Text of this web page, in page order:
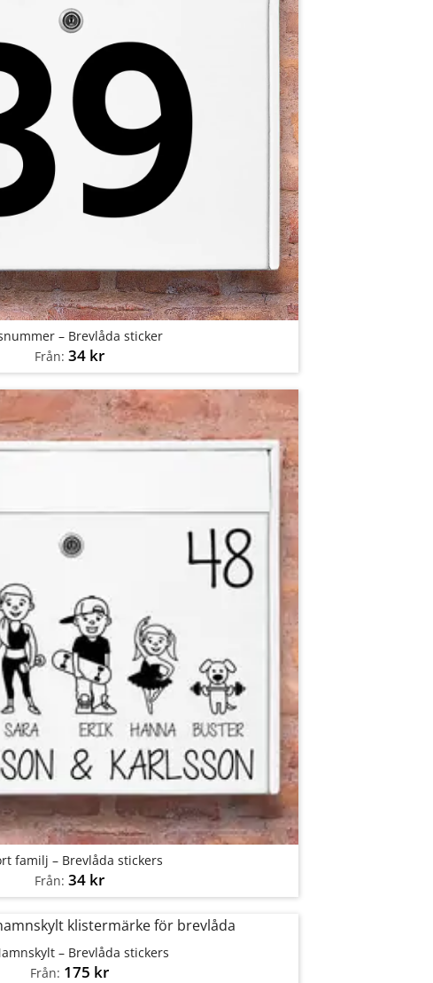
– Brevlåda sticker
Från:34 kr
familj – Brevlåda stickers
Från:34 kr
– Brevlåda stickers
Från: 175 kr